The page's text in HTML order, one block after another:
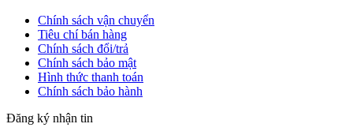
Chính sách vận chuyển
Tiêu chí bán hàng
Chính sách đổi/trả
Chính sách bảo mật
Hình thức thanh toán
Chính sách bảo hành
Đăng ký nhận tin